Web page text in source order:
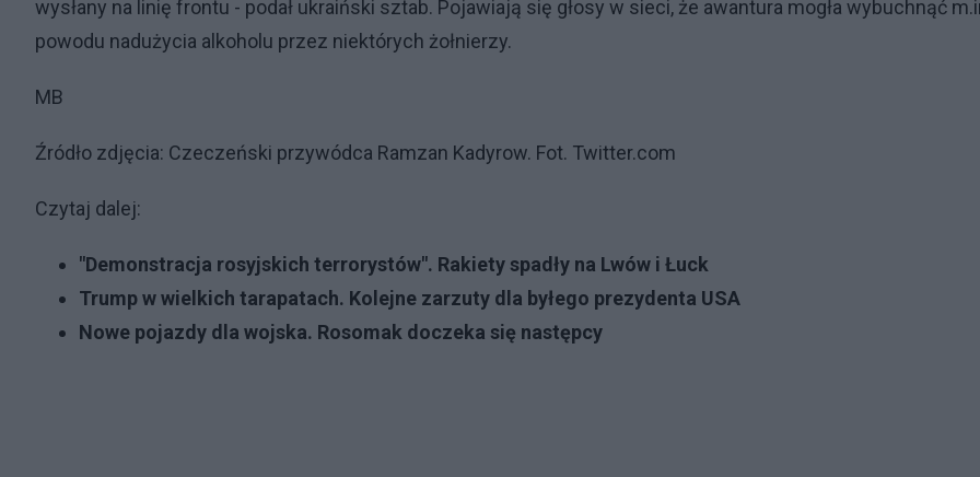
wysłany na linię frontu - podał ukraiński sztab. Pojawiają się głosy w sieci, że awantura mogła wybuchnąć
powodu nadużycia alkoholu przez niektórych żołnierzy.
MB
Źródło zdjęcia: Czeczeński przywódca Ramzan Kadyrow. Fot. Twitter.com
Czytaj dalej:
"Demonstracja rosyjskich terrorystów". Rakiety spadły na Lwów i Łuck
Trump w wielkich tarapatach. Kolejne zarzuty dla byłego prezydenta USA
Nowe pojazdy dla wojska. Rosomak doczeka się następcy